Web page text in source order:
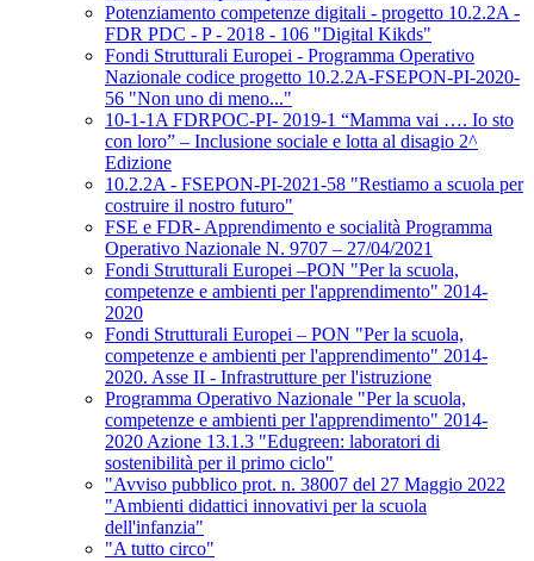
Potenziamento competenze digitali - progetto 10.2.2A -
FDR PDC - P - 2018 - 106 "Digital Kikds"
Fondi Strutturali Europei - Programma Operativo
Nazionale codice progetto 10.2.2A-FSEPON-PI-2020-
56 "Non uno di meno..."
10-1-1A FDRPOC-PI- 2019-1 “Mamma vai …. Io sto
con loro” – Inclusione sociale e lotta al disagio 2^
Edizione
10.2.2A - FSEPON-PI-2021-58 "Restiamo a scuola per
costruire il nostro futuro"
FSE e FDR- Apprendimento e socialità Programma
Operativo Nazionale N. 9707 – 27/04/2021
Fondi Strutturali Europei –PON "Per la scuola,
competenze e ambienti per l'apprendimento" 2014-
2020
Fondi Strutturali Europei – PON "Per la scuola,
competenze e ambienti per l'apprendimento" 2014-
2020. Asse II - Infrastrutture per l'istruzione
Programma Operativo Nazionale "Per la scuola,
competenze e ambienti per l'apprendimento" 2014-
2020 Azione 13.1.3 "Edugreen: laboratori di
sostenibilità per il primo ciclo"
"Avviso pubblico prot. n. 38007 del 27 Maggio 2022
"Ambienti didattici innovativi per la scuola
dell'infanzia"
"A tutto circo"